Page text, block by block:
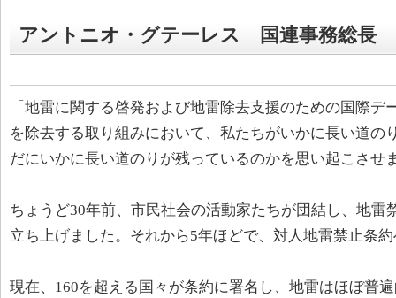
アントニオ・グテーレス 国連事務総長
「地雷に関する啓発および地雷除去支援のための国際
を除去する取り組みにおいて、私たちがいかに長い道の
だにいかに長い道のりが残っているのかを思い起こさせ
ちょうど30年前、市民社会の活動家たちが団結し、地雷
立ち上げました。それから5年ほどで、対人地雷禁止条
現在、160を超える国々が条約に署名し、地雷はほぼ普